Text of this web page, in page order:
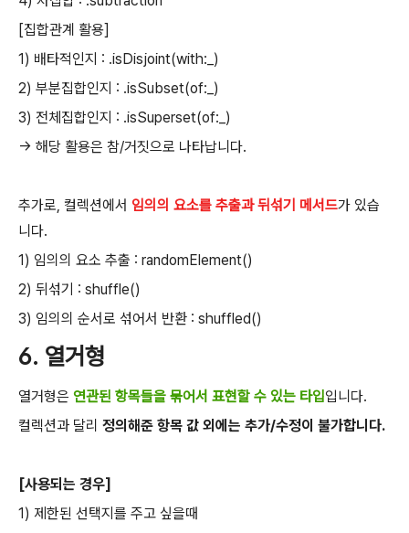
[집합관계 활용]
1) 배타적인지 : .isDisjoint(with:_)
2) 부분집합인지 : .isSubset(of:_)
3) 전체집합인지 : .isSuperset(of:_)
-> 해당 활용은 참/거짓으로 나타납니다.
추가로, 컬렉션에서 임의의 요소를 추출과 뒤섞기 메서드가 있습
니다.
1) 임의의 요소 추출 : randomElement()
2) 뒤섞기 : shuffle()
3) 임의의 순서로 섞어서 반환 : shuffled()
6. 열거형
열거형은 연관된 항목들을 묶어서 표현할 수 있는 타입입니다.
컬렉션과 달리 정의해준 항목 값 외에는 추가/수정이 불가합니다.
[사용되는 경우]
1) 제한된 선택지를 주고 싶을때